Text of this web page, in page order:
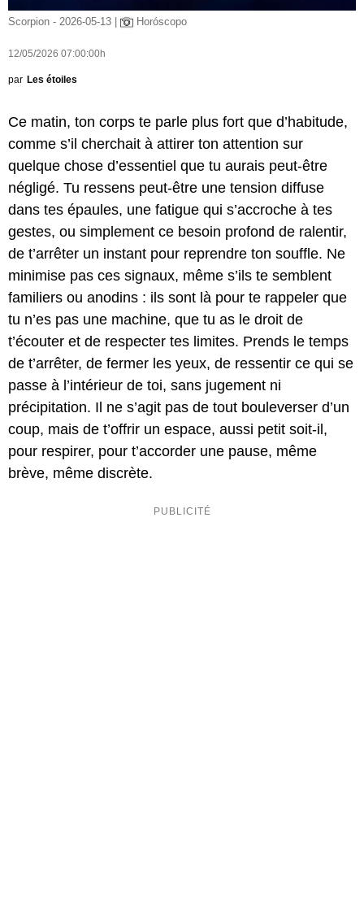
Scorpion - 2026-05-13 | Horóscopo
12/05/2026 07:00:00h
par Les étoiles
Ce matin, ton corps te parle plus fort que d’habitude,
comme s’il cherchait à attirer ton attention sur
quelque chose d’essentiel que tu aurais peut-être
négligé. Tu ressens peut-être une tension diffuse
dans tes épaules, une fatigue qui s’accroche à tes
gestes, ou simplement ce besoin profond de ralentir,
de t’arrêter un instant pour reprendre ton souffle. Ne
minimise pas ces signaux, même s’ils te semblent
familiers ou anodins : ils sont là pour te rappeler que
tu n’es pas une machine, que tu as le droit de
t’écouter et de respecter tes limites. Prends le temps
de t’arrêter, de fermer les yeux, de ressentir ce qui se
passe à l’intérieur de toi, sans jugement ni
précipitation. Il ne s’agit pas de tout bouleverser d’un
coup, mais de t’offrir un espace, aussi petit soit-il,
pour respirer, pour t’accorder une pause, même
brève, même discrète.